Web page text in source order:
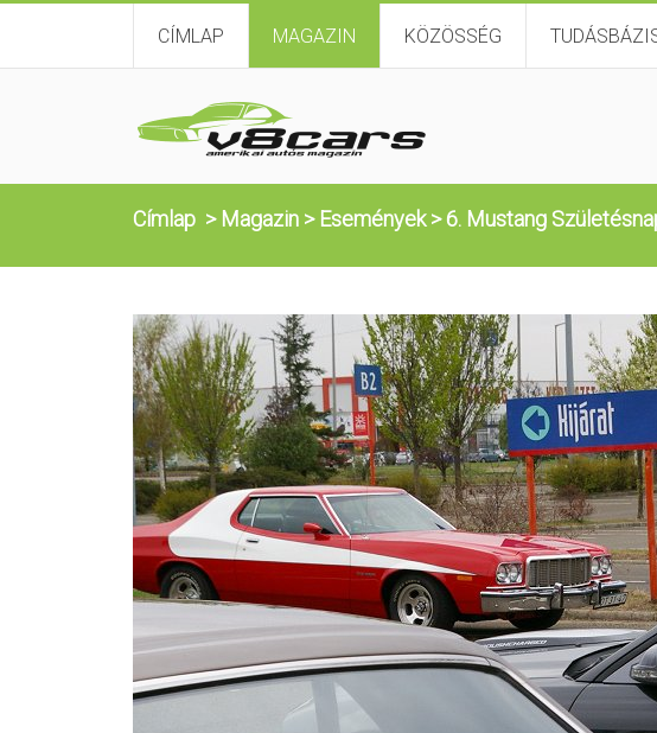
CÍMLAP MAGAZIN KÖZÖSSÉG
Címlap > Magazin > Események>6. Mustang